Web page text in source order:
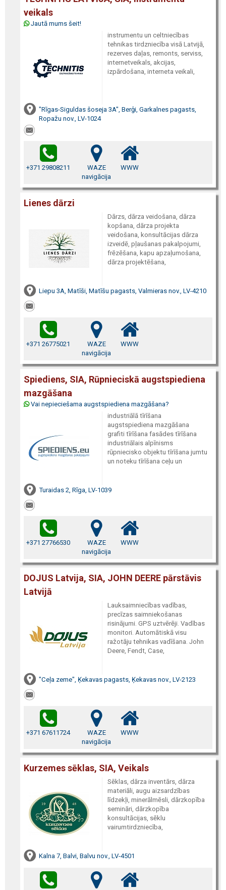
veikals
Jautā mums šeit!
instrumentu un celtniecības
tehnikas tirdzniecība visā Latvijā,
rezerves daļas, remonts, serviss,
internetveikals, akcijas,
izpārdošana, interneta veikali,
"Rīgas-Siguldas šoseja 3A", Berģi, Garkalnes pagasts,
Ropažu nov., LV-1024
+371 29808211
WAZE
navigācija
WWW
Lienes dārzi
Dārzs, dārza veidošana, dārza
kopšana, dārza projekta
veidošana, konsultācijas dārza
izveidē, pļaušanas pakalpojumi,
frēzēšana, kapu apzaļumošana,
dārza projektēšana,
Liepu 3A, Matīši, Matīšu pagasts, Valmieras nov., LV-4210
+371 26775021
WAZE
navigācija
WWW
Spiediens, SIA, Rūpnieciskā augstspiediena
mazgāšana
Vai nepieciešama augstspiediena mazgāšana?
industriālā tīrīšana
augstspiediena mazgāšana
grafiti tīrīšana fasādes tīrīšana
industriālais alpīnisms
rūpniecisko objektu tīrīšana jumtu
un noteku tīrīšana ceļu un
Turaidas 2, Rīga, LV-1039
+371 27766530
WAZE
navigācija
WWW
DOJUS Latvija, SIA, JOHN DEERE pārstāvis
Latvijā
Lauksaimniecības vadības,
precīzas saimniekošanas
risinājumi. GPS uztvērēji. Vadības
monitori. Automātiskā visu
ražotāju tehnikas vadīšana. John
Deere, Fendt, Case,
"Ceļa zeme", Ķekavas pagasts, Ķekavas nov., LV-2123
+371 67611724
WAZE
navigācija
WWW
Kurzemes sēklas, SIA, Veikals
Sēklas, dārza inventārs, dārza
materiāli, augu aizsardzības
līdzekļi, minerālmēsli, dārzkopība
semināri, dārzkopība
konsultācijas, sēklu
vairumtirdzniecība,
Kalna 7, Balvi, Balvu nov., LV-4501